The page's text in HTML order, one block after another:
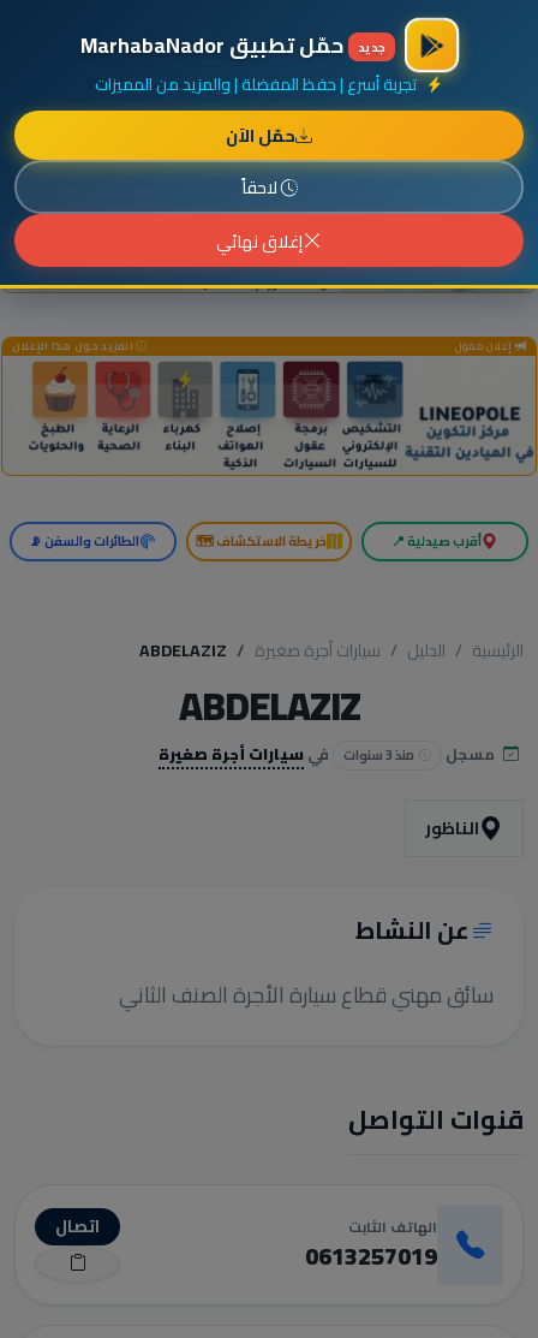
أضف نشاطك مجاناً
جديد حمّل تطبيق MarhabaNador
تجربة أسرع | حفظ المفضلة | والمزيد من المميزات
حمّل الآن
لاحقاً
إغلاق نهائي
إعلان ممول المزيد حول هذا الإعلان
إعلان ممول المزيد حول هذا الإعلان
أقرب صيدلية 📍 خريطة الاستكشاف 🗺️ الطائرات والسفن 📡
الرئيسية الدليل سيارات أجرة صغيرة ABDELAZIZ
ABDELAZIZ
مسجل منذ 3 سنوات فيسيارات أجرة صغيرة
الناظور
عن النشاط
سائق مهني قطاع سيارة الأجرة الصنف الثاني
قنوات التواصل
الهاتف الثابت
0613257019
اتصال